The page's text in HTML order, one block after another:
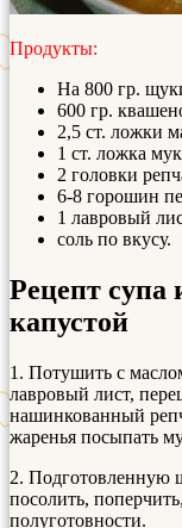
Продукты:
На 800 гр.
600 гр.
2,5 ст. ложки
1 ст. ложка
2 головки
6-8 горошин
1 лавровый
соль по вкусу.
Рецепт
капустой
1. Потушить с
лавровый лист,
нашинкованный
жаренья посыпать
2. Подготовленную
посолить,
полуготовности.